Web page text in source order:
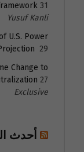
31 يوليو 2026
Yusuf Kanli
U.S. Power
29 يوليو 2026
Change to
27 يوليو 2026
Exclusive
أحدث